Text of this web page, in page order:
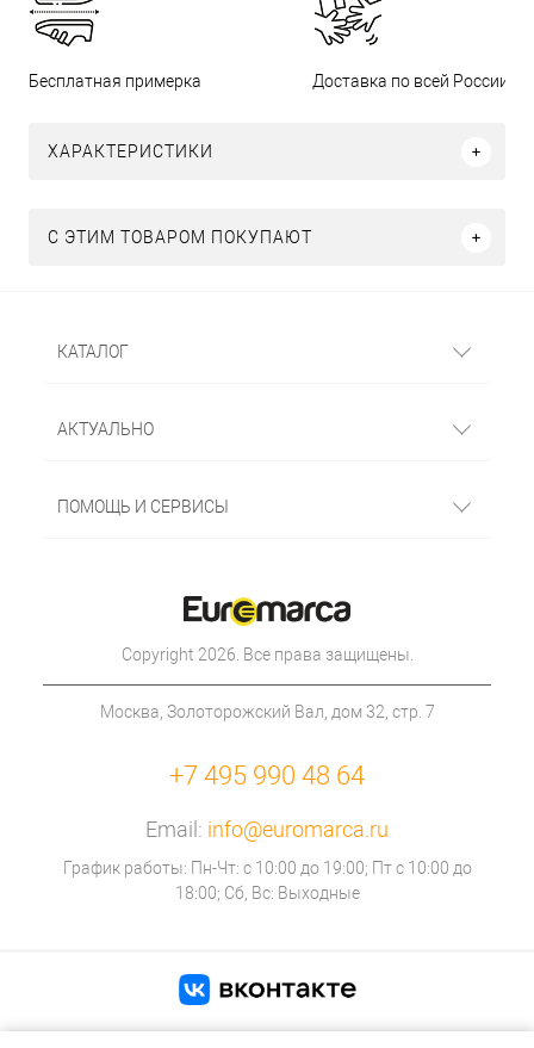
Бесплатная примерка Доставка по всей России
ХАРАКТЕРИСТИКИ
С ЭТИМ ТОВАРОМ ПОКУПАЮТ
КАТАЛОГ
АКТУАЛЬНО
ПОМОЩЬ И СЕРВИСЫ
Copyright 2026. Все права защищены.
Москва, Золоторожский Вал, дом 32, стр. 7
+7 495 990 48 64
Email: info@euromarca.ru
График работы: Пн-Чт: с 10:00 до 19:00; Пт с 10:00 до
18:00; Сб, Вс: Выходные